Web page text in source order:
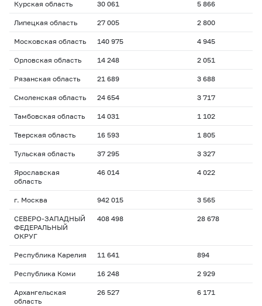
Курская область 30 061 5 866
Липецкая область 27 005 2 800
Московская область 140 975 4 945
Орловская область 14 248 2 051
Рязанская область 21 689 3 688
Смоленская область 24 654 3 717
Тамбовская область 14 031 1 102
Тверская область 16 593 1 805
Тульская область 37 295 3 327
Ярославская
область
46 014 4 022
г. Москва 942 015 3 565
СЕВЕРО-ЗАПАДНЫЙ
ФЕДЕРАЛЬНЫЙ
ОКРУГ
408 498 28 678
Республика Карелия 11 641 894
Республика Коми 16 248 2 929
Архангельская
область
26 527 6 171